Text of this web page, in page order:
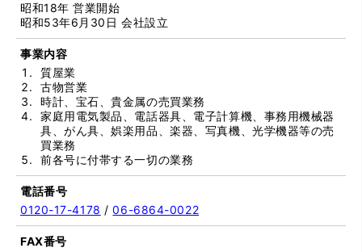
昭和18年 営業開始
昭和53年6月30日 会社設立
事業内容
質屋業
古物営業
時計、宝石、貴金属の売買業務
家庭用電気製品、電話器具、電子計算機、事務用機械器
具、がん具、娯楽用品、楽器、写真機、光学機器等の売
買業務
前各号に付帯する一切の業務
電話番号
0120-17-4178 /06-6864-0022
FAX番号